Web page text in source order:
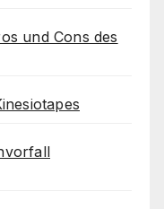
und Cons des